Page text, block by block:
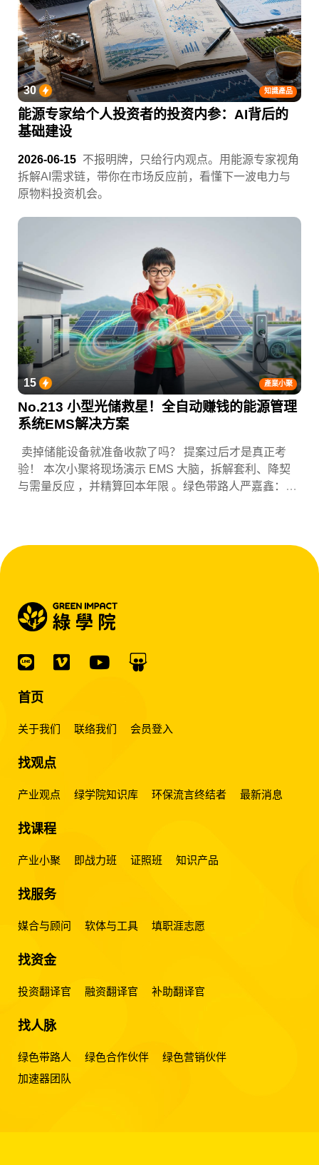
知識產品
30
能源专家给个人投资者的投资内参：AI背后的
基础建设
2026-06-15 不报明牌，只给行内观点。用能源专家视角
拆解AI需求链，带你在市场反应前，看懂下一波电力与
原物料投资机会。
產業小聚
15
No.213 小型光储救星！全自动赚钱的能源管理
系统EMS解决方案
卖掉储能设备就准备收款了吗？ 提案过后才是真正考
验！ 本次小聚将现场演示 EMS 大脑，拆解套利、降契
与需量反应 ，并精算回本年限 。绿色带路人严嘉鑫：
首页
关于我们 联络我们 会员登入
找观点
产业观点 绿学院知识库 环保流言终结者 最新消息
找课程
产业小聚 即战力班 证照班 知识产品
找服务
媒合与顾问 软体与工具 填职涯志愿
找资金
投资翻译官 融资翻译官 补助翻译官
找人脉
绿色带路人 绿色合作伙伴
绿色营销伙伴
加速器团队